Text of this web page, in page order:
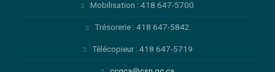
Mobilisation : 418 647-5700
Trésorerie : 418 647-5842
Télécopieur : 418 647-5719